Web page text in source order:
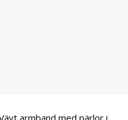
armband med pärlor i